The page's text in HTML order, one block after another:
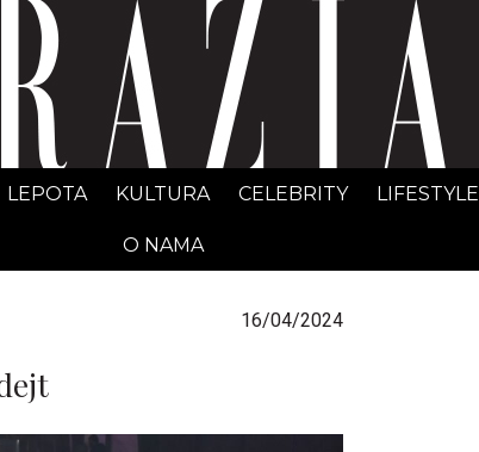
GRAZIA Srbija
LEPOTA KULTURA CELEBRITY LIFESTYLE
O NAMA
16/04/2024